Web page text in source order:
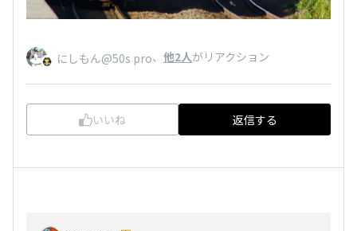
にしもん@50s pro、 他2人がリアクション
いいね 返信する